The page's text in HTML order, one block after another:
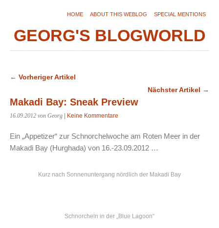
HOME ABOUT THIS WEBLOG SPECIAL MENTIONS
GEORG'S BLOGWORLD
← Vorheriger Artikel
Nächster Artikel →
Makadi Bay: Sneak Preview
16.09.2012 von Georg Keine Kommentare
Ein „Appetizer“ zur Schnorchelwoche am Roten Meer in der
Makadi Bay (Hurghada) von 16.-23.09.2012 …
Kurz nach Sonnenuntergang nördlich der Makadi Bay
Schnorcheln in der „Blue Lagoon“